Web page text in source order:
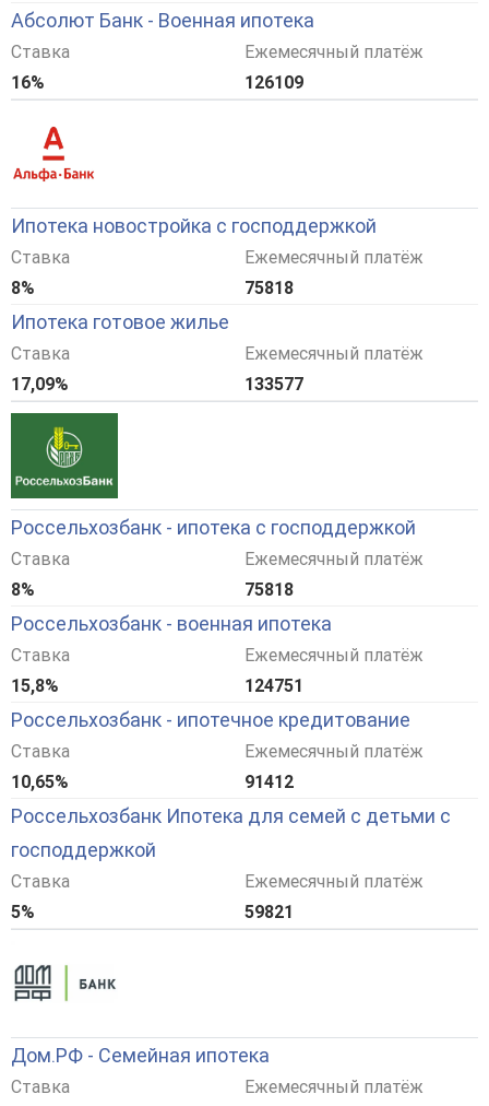
Абсолют Банк - Военная ипотека
Ставка
16%
Ежемесячный платёж
126109
Ипотека новостройка с господдержкой
Ставка
8%
Ежемесячный платёж
75818
Ипотека готовое жилье
Ставка
17,09%
Ежемесячный платёж
133577
Россельхозбанк - ипотека с господдержкой
Ставка
8%
Ежемесячный платёж
75818
Россельхозбанк - военная ипотека
Ставка
15,8%
Ежемесячный платёж
124751
Россельхозбанк - ипотечное кредитование
Ставка
10,65%
Ежемесячный платёж
91412
Россельхозбанк Ипотека для семей с детьми с
господдержкой
Ставка
5%
Ежемесячный платёж
59821
Дом.РФ - Семейная ипотека
Ставка
Ежемесячный платёж